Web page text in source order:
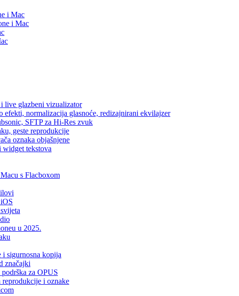
i Mac
i Mac
live glazbeni vizualizator
efekti, normalizacija glasnoće, redizajnirani ekvilajzer
SFTP za Hi-Res zvuk
geste reprodukcije
oznaka objašnjene
tekstova
s Flacboxom
u 2025.
i sigurnosna kopija
značajki
za OPUS
i oznake